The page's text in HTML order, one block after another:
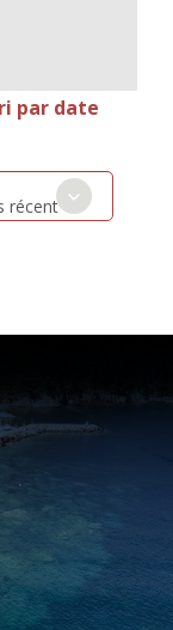
par date
récent